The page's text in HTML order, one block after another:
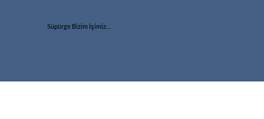
Süpürge Bizim İşimiz…